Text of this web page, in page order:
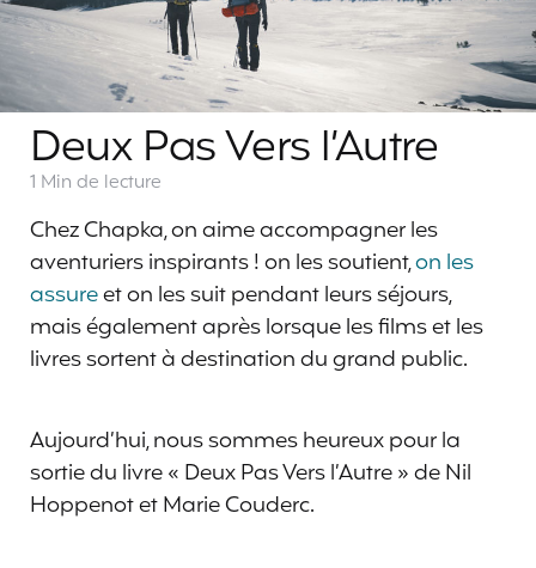
Deux Pas Vers l’Autre
1 Min de lecture
Chez Chapka, on aime accompagner les
aventuriers inspirants ! on les soutient,on les
assureet on les suit pendant leurs séjours,
mais également après lorsque les films et les
livres sortent à destination du grand public.
Aujourd’hui, nous sommes heureux pour la
sortie du livre « Deux Pas Vers l’Autre » de Nil
Hoppenot et Marie Couderc.